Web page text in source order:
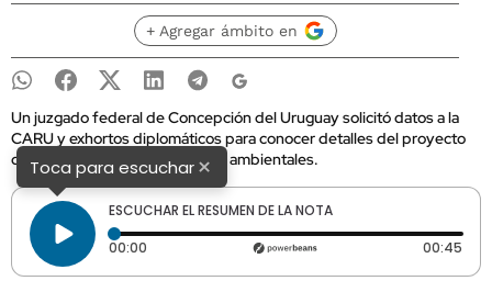
+ Agregar ámbito en
Un juzgado federal de Concepción del Uruguay solicitó datos a la
CARU y exhortos diplomáticos para conocer detalles del proyecto
de HIF y sus posibles impactos ambientales.
Toca para escuchar×
ESCUCHAR EL RESUMEN DE LA NOTA
00:00 Tiempo transcurrido: 0 segundos 00:45